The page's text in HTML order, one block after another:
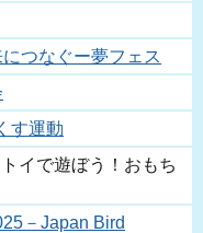
つなぐー夢フェス
す運動
イで遊ぼう！おもち
－Japan Bird